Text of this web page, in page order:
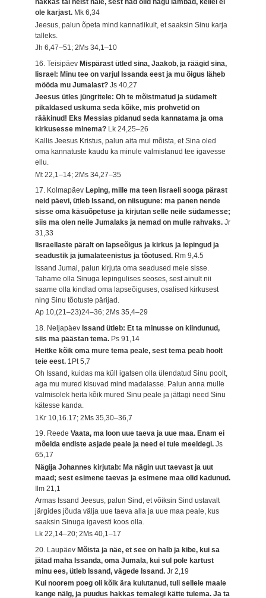
hakkas tal neist hale, sest nad olid nagu lambad, kellel ei
ole karjast. Mk 6,34
Jeesus, palun õpeta mind kannatlikult, et saaksin Sinu karja
talleks.
Jh 6,47–51; 2Ms 34,1–10
16. TeisipäevMispärast ütled sina, Jaakob, ja räägid sina,
Iisrael: Minu tee on varjul Issanda eest ja mu õigus läheb
mööda mu Jumalast?Js 40,27
Jeesus ütles jüngritele: Oh te mõistmatud ja südamelt
pikaldased uskuma seda kõike, mis prohvetid on
rääkinud! Eks Messias pidanud seda kannatama ja oma
kirkusesse minema? Lk 24,25–26
Kallis Jeesus Kristus, palun aita mul mõista, et Sina oled
oma kannatuste kaudu ka minule valmistanud tee igavesse
ellu.
Mt 22,1–14; 2Ms 34,27–35
17. Kolmapäev Leping, mille ma teen Iisraeli sooga pärast
neid päevi, ütleb Issand, on niisugune: ma panen nende
sisse oma käsuõpetuse ja kirjutan selle neile südamesse;
siis ma olen neile Jumalaks ja nemad on mulle rahvaks.Jr
31,33
Iisraellaste päralt on lapseõigus ja kirkus ja lepingud ja
seadustik ja jumalateenistus ja tõotused. Rm 9,4.5
Issand Jumal, palun kirjuta oma seadused meie sisse.
Tahame olla Sinuga lepingulises seoses, sest ainult nii
saame olla kindlad oma lapseõiguses, osalised kirkusest
ning Sinu tõotuste pärijad.
Ap 10,(21–23)24–36; 2Ms 35,4–29
18. NeljapäevIssand ütleb: Et ta minusse on kiindunud,
siis ma päästan tema. Ps 91,14
Heitke kõik oma mure tema peale, sest tema peab hoolt
teie eest. 1Pt 5,7
Oh Issand, kuidas ma küll igatsen olla ülendatud Sinu poolt,
aga mu mured kisuvad mind madalasse. Palun anna mulle
valmisolek heita kõik mured Sinu peale ja jättagi need Sinu
kätesse kanda.
1Kr 10,16.17; 2Ms 35,30–36,7
19. ReedeVaata, ma loon uue taeva ja uue maa. Enam ei
mõelda endiste asjade peale ja need ei tule meeldegi.Js
65,17
Nägija Johannes kirjutab: Ma nägin uut taevast ja uut
maad; sest esimene taevas ja esimene maa olid kadunud.
Ilm 21,1
Armas Issand Jeesus, palun Sind, et võiksin Sind ustavalt
järgides jõuda välja uue taeva alla ja uue maa peale, kus
saaksin Sinuga igavesti koos olla.
Lk 22,14–20; 2Ms 40,1–17
20. LaupäevMõista ja näe, et see on halb ja kibe, kui sa
jätad maha Issanda, oma Jumala, kui sul pole kartust
minu ees, ütleb Issand, vägede Issand.Jr 2,19
Kui noorem poeg oli kõik ära kulutanud, tuli sellele maale
kange nälg, ja puudus hakkas temalegi kätte tulema. Ja ta